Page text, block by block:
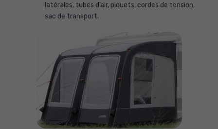
latérales, tubes d’air, piquets, cordes de tension,
sac de transport.